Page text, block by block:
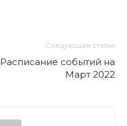
Следующая статья
Расписание событий на
Март 2022